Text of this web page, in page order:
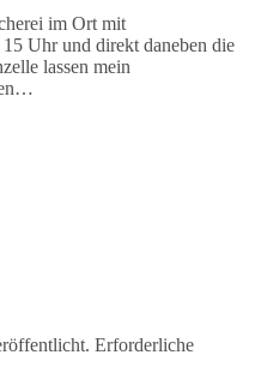
im Ort mit
Uhr und direkt daneben die
lassen mein
Erforderliche